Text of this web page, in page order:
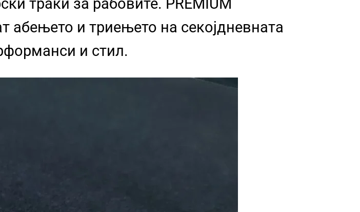
траки за рабовите. PREMIUM
абењето и триењето на секојдневната
и стил.